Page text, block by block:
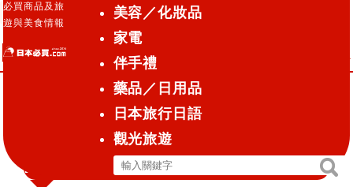
必買商品及旅
遊與美食情報
美容／化妝品
家電
伴手禮
藥品／日用品
日本旅行日語
觀光旅遊
搜
搜
日常用藥 藥品／日用品 2016.07.04
口內炎貼片 佐藤製藥 After-pitch A
口內炎貼片 佐藤製藥 After-